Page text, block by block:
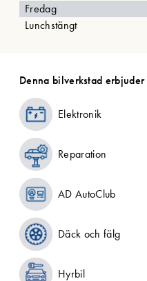
Fredag
Lunchstängt
Denna bilverkstad erbjuder
Elektronik
Reparation
AD AutoClub
Däck och fälg
Hyrbil